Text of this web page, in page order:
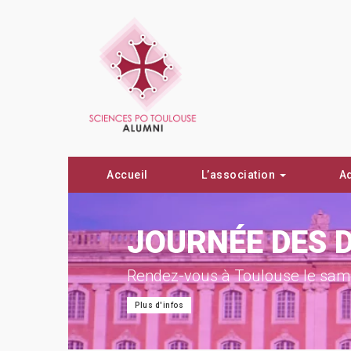
Accueil L’association
JOURNÉE DES
Rendez-vous à Toulouse le
Plus d'infos